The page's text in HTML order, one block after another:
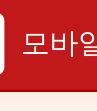
모바